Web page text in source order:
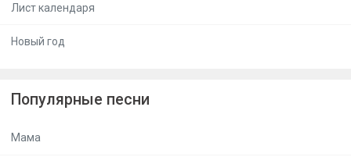
Лист календаря
Новый год
Популярные песни
Мама